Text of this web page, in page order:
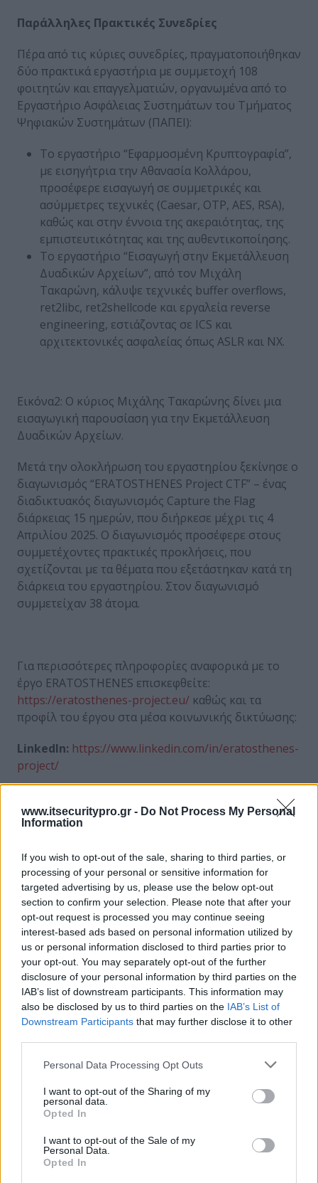
www.itsecuritypro.gr - Do Not Process My Personal
Information
If you wish to opt-out of the sale, sharing to third parties, or
processing of your personal or sensitive information for
targeted advertising by us, please use the below opt-out
section to confirm your selection. Please note that after your
opt-out request is processed you may continue seeing
interest-based ads based on personal information utilized by
us or personal information disclosed to third parties prior to
your opt-out. You may separately opt-out of the further
disclosure of your personal information by third parties on the
IAB’s list of downstream participants. This information may
also be disclosed by us to third parties on the IAB’s List of
Downstream Participants that may further disclose it to other
Personal Data Processing Opt Outs
I want to opt-out of the Sharing of my
personal data.
Opted In
I want to opt-out of the Sale of my
Personal Data.
Opted In
Παράλληλες Πρακτικές Συνεδρίες
Πέρα από τις κύριες συνεδρίες, πραγματοποιήθηκαν
δύο πρακτικά εργαστήρια με συμμετοχή 108
φοιτητών και επαγγελματιών, οργανωμένα από το
Εργαστήριο Ασφάλειας Συστημάτων του Τμήματος
Ψηφιακών Συστημάτων (ΠΑΠΕΙ):
Το εργαστήριο “Εφαρμοσμένη Κρυπτογραφία”,
με εισηγήτρια την Αθανασία Κολλάρου,
προσέφερε εισαγωγή σε συμμετρικές και
ασύμμετρες τεχνικές (Caesar, OTP, AES, RSA),
καθώς και στην έννοια της ακεραιότητας, της
εμπιστευτικότητας και της αυθεντικοποίησης.
Το εργαστήριο “Εισαγωγή στην Εκμετάλλευση
Δυαδικών Αρχείων”, από τον Μιχάλη
Τακαρώνη, κάλυψε τεχνικές buffer overflows,
ret2libc, ret2shellcode και εργαλεία reverse
engineering, εστιάζοντας σε ICS και
αρχιτεκτονικές ασφαλείας όπως ASLR και NX.
Εικόνα2: Ο κύριος Μιχάλης Τακαρώνης δίνει μια
εισαγωγική παρουσίαση για την Εκμετάλλευση
Δυαδικών Αρχείων.
Μετά την ολοκλήρωση του εργαστηρίου ξεκίνησε ο
διαγωνισμός “ERATOSTHENES Project CTF” – ένας
διαδικτυακός διαγωνισμός Capture the Flag
διάρκειας 15 ημερών, που διήρκεσε μέχρι τις 4
Απριλίου 2025. Ο διαγωνισμός προσέφερε στους
συμμετέχοντες πρακτικές προκλήσεις, που
σχετίζονται με τα θέματα που εξετάστηκαν κατά τη
διάρκεια του εργαστηρίου. Στον διαγωνισμό
συμμετείχαν 38 άτομα.
Για περισσότερες πληροφορίες αναφορικά με το
έργο ERATOSTHENES επισκεφθείτε:
https://eratosthenes-project.eu/ καθώς και τα
προφίλ του έργου στα μέσα κοινωνικής δικτύωσης:
LinkedIn: https://www.linkedin.com/in/eratosthenes-
project/
ΣΧΕΤΙΚΑ ΑΡΘΡΑ
no relative posts found
ΕΓΓΡΑΦΗ ΣΤΟ NEWSLETTER
Περιεχόμενα τεύχους